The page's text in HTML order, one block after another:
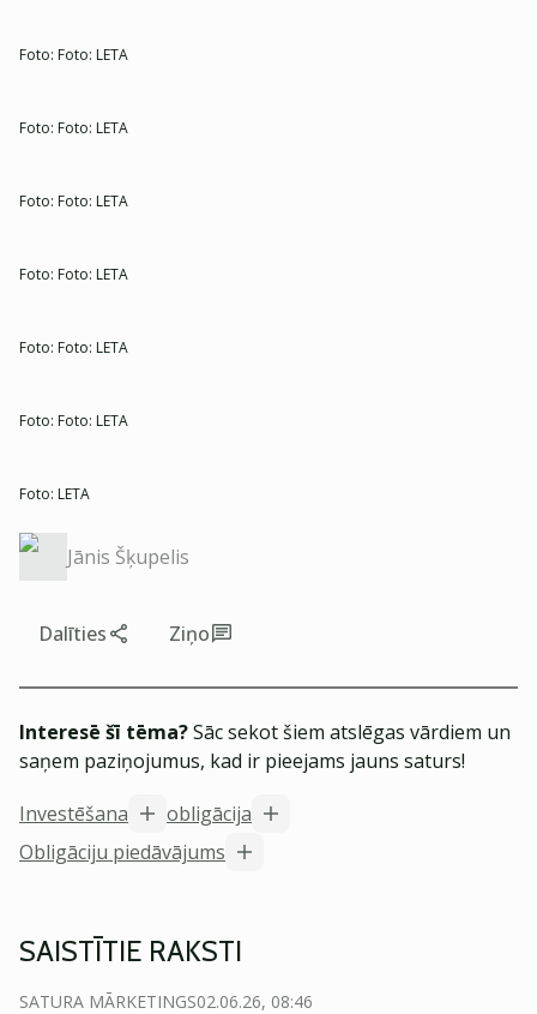
Foto: Foto: LETA
Foto: Foto: LETA
Foto: Foto: LETA
Foto: Foto: LETA
Foto: Foto: LETA
Foto: Foto: LETA
Foto: LETA
Jānis Šķupelis
Dalīties Ziņo
Interesē šī tēma?Sāc sekot šiem atslēgas vārdiem un
saņem paziņojumus, kad ir pieejams jauns saturs!
Investēšana
obligācija
Obligāciju piedāvājums
SAISTĪTIE RAKSTI
SATURA MĀRKETINGS02.06.26, 08:46